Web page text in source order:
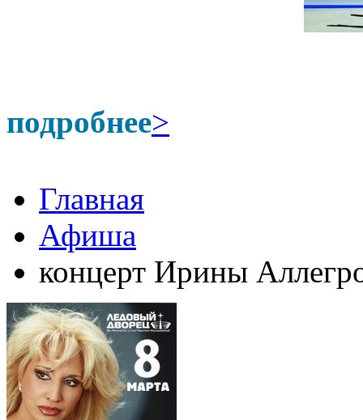
подробнее>
Главная
Афиша
концерт Ирины